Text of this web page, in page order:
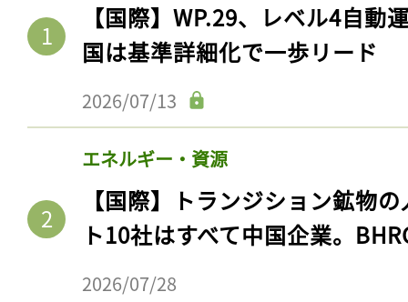
【国際】WP.29、レベル4自動
国は基準詳細化で一歩リード
2026/07/13
エネルギー・資源
【国際】トランジション鉱物
ト10社はすべて中国企業。
2026/07/28